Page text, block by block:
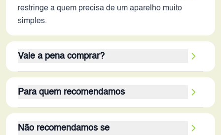
restringe a quem precisa de um aparelho muito
simples.
Vale a pena comprar?
recomendada para a maioria dos usuários. Apesar
da boa reputação da Motorola e da bateria de longa
O processador defasado, o armazenamento
Para quem recomendamos
que buscam um smartphone básico e confiável
Não recomendamos se